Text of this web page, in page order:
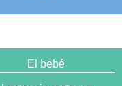
El bebé